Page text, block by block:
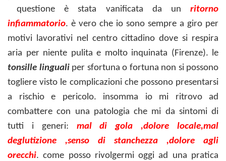
questioneè stata vanificata da unritorno
infiammatorio. è vero che io sono sempre a giro per
motivi lavorativi nel centro cittadino dove si respira
aria per niente pulita e molto inquinata (Firenze). le
tonsille lingualiper sfortuna o fortuna non si possono
togliere visto le complicazioni che possono presentarsi
a rischio e pericolo. insomma io mi ritrovo ad
combattere con una patologia che mi da sintomi di
tutti i generi: mal di gola ,dolore locale,mal
deglutizione ,senso di stanchezza ,dolore agli
orecchi. come posso rivolgermi oggi ad una pratica